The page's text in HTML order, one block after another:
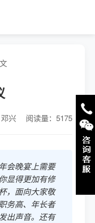
邓兴 阅读量：5175
会晚宴上需要
显得更加有修
，面向大家敬
务高、年长者
出声音。还有